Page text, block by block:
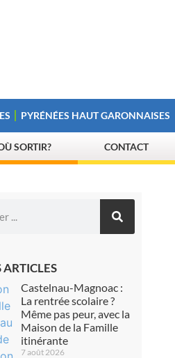
PYRÉNÉES HAUT GARONNAISES
SORTIR? CONTACT
ARTICLES
Castelnau-Magnoac :
La rentrée scolaire ?
Même pas peur, avec la
Maison de la Famille
itinérante
7 août 2026